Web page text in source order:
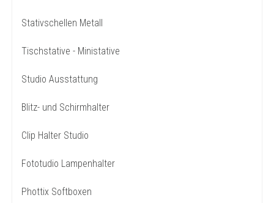
Stativschellen Metall
Tischstative - Ministative
Studio Ausstattung
Blitz- und Schirmhalter
Clip Halter Studio
Fototudio Lampenhalter
Phottix Softboxen